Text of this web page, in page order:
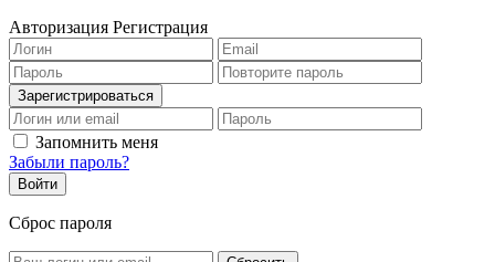
Авторизация Регистрация
Запомнить меня
Забыли пароль?
Сброс пароля